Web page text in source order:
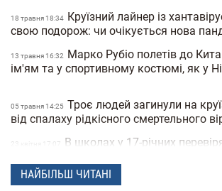
18 травня 18:34
Круїзний лайнер із
свою подорож: чи очікується нова
13 травня 16:32
Марко Рубіо полетів до
ім'ям та у спортивному костюмі, як у
05 травня 14:25 Троє людей загинули на
від спалаху рідкісного смертельного
23 квiтня 17:07
В школах у 17-річних
Поліція Мексики кілька днів
НАЙБІЛЬШ ЧИТАНІ